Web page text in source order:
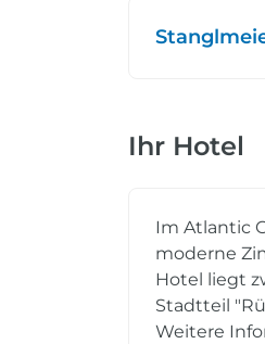
Ihr Hotel
Im Atlantic
moderne
Hotel liegt
Stadtteil
Weitere